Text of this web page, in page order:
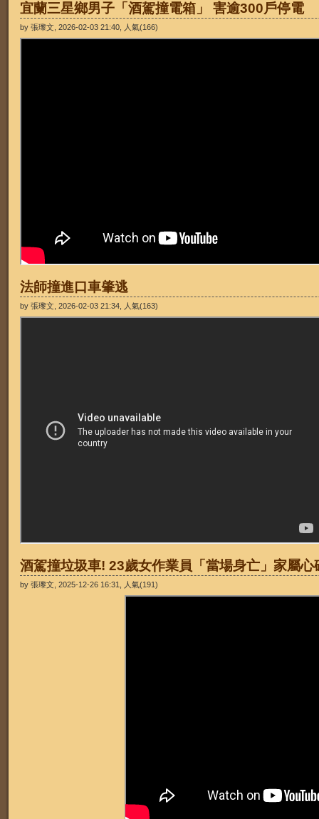
宜蘭三星鄉男子「酒駕撞電箱」 害逾300戶停電
by 張瓈文, 2026-02-03 21:40, 人氣(166)
法師撞進口車肇逃
by 張瓈文, 2026-02-03 21:34, 人氣(163)
酒駕撞垃圾車! 23歲女作業員「當場身亡」家屬心
by 張瓈文, 2025-12-26 16:31, 人氣(191)